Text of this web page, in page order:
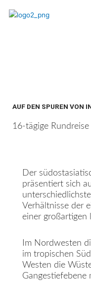
Inhalt
AUF DEN SPUREN VON
16-tägige
Der
präsentiert sich
Verhältnisse der
einer großartigen
Im Nordwesten
im tropischen
Westen die
Gangestiefebene